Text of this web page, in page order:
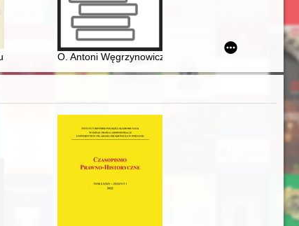
leczenia pacjentów ze skoliozą
Opolskim w latach 1839-1944. Z. 4,
O. Antoni Węgrzynowicz OFM (1657-1721) :